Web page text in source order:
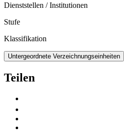
Dienststellen / Institutionen
Stufe
Klassifikation
Untergeordnete Verzeichnungseinheiten
Teilen